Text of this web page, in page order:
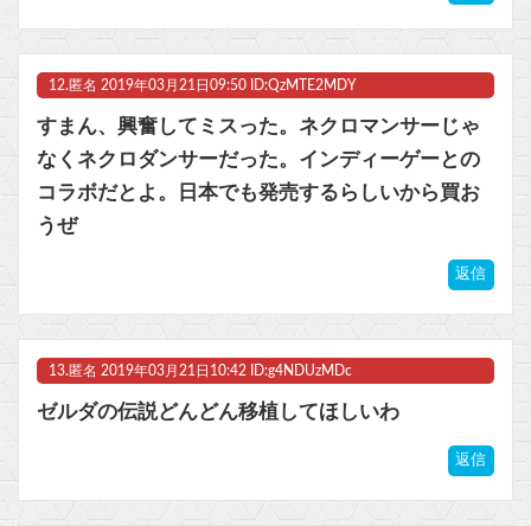
12. 匿名 2019年03月21日09:50 ID:QzMTE2MDY
すまん、興奮してミスった。ネクロマンサーじゃ
なくネクロダンサーだった。インディーゲーとの
コラボだとよ。日本でも発売するらしいから買お
うぜ
返信
13. 匿名 2019年03月21日10:42 ID:g4NDUzMDc
ゼルダの伝説どんどん移植してほしいわ
返信